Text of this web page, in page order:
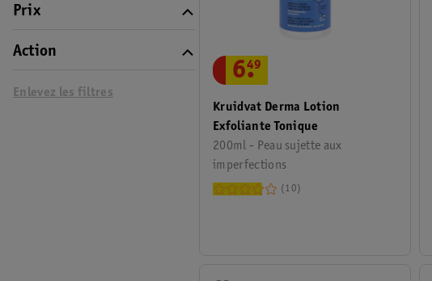
Prix
Action
Enlevez les filtres
Kruidvat Derma Lotion
Exfoliante Tonique
200ml - Peau sujette aux
imperfections
6.
49
10